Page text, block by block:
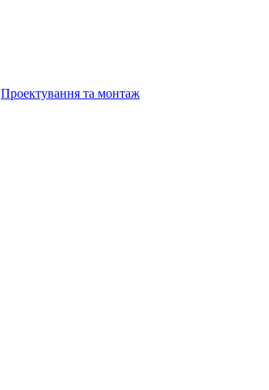
Проектування та монтаж